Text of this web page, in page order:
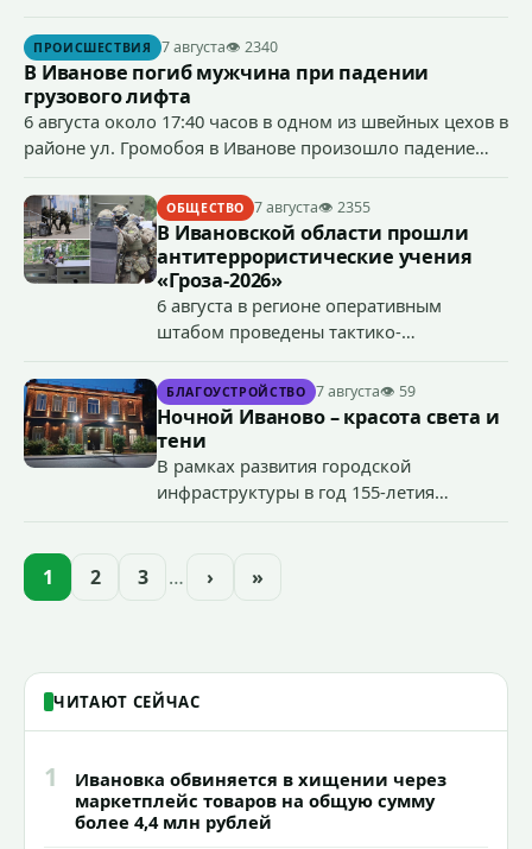
сумму более 4,4 млн рублей через маркетплейс.
ПРОИСШЕСТВИЯ 7 августа👁 2340
В Иванове погиб мужчина при падении
грузового лифта
6 августа около 17:40 часов в одном из швейных цехов в
районе ул. Громобоя в Иванове произошло падение
ОБЩЕСТВО 7 августа👁 2355
В Ивановской области прошли
антитеррористические учения
«Гроза-2026»
6 августа в регионе оперативным
штабом проведены тактико-
террористического акта на объекте
органов государственной власти.
«Гроза-2026».
БЛАГОУСТРОЙСТВО 7 августа👁 59
Ночной Иваново – красота света и
тени
В рамках развития городской
инфраструктуры в год 155-летия
проекта подсветки исторических
1 2 3 … › »
ЧИТАЮТ СЕЙЧАС
1
Ивановка обвиняется в хищении через
маркетплейс товаров на общую сумму
более 4,4 млн рублей